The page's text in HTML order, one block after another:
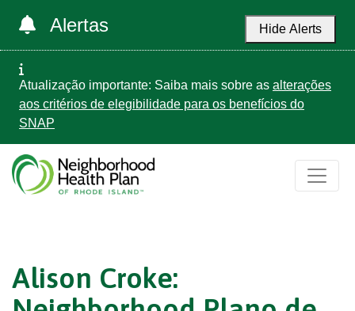
Alertas Hide Alerts
Atualização importante: Saiba mais sobre as alterações
aos critérios de elegibilidade para os benefícios do
SNAP
Alison Croke: